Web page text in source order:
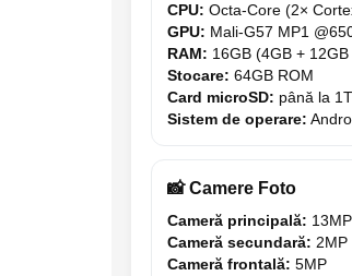
Produse Ingrijire Personala
CPU: Octa-Core (2×
GPU: Mali-G57 MP1
RAM: 16GB (4GB +
Stocare: 64GB ROM
Card microSD: până la
Sistem de operare:
📸 Camere Foto
Cameră principală: 13MP
Cameră secundară: 2MP
Cameră frontală: 5MP